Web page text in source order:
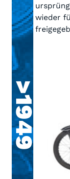
wieder
>1949